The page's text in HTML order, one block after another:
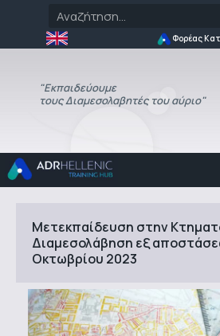
Φορέας
"Εκπαιδεύουμε
τους Διαμεσολαβητές του αύριο"
Μετεκπαίδευση στην
Διαμεσολάβηση εξ
Οκτωβρίου 2023